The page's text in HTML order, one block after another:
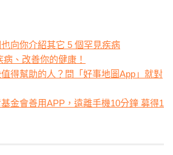
向你介紹其它 5 個罕見疾病
、改善你的健康！
得幫助的人？問「好事地圖App」就對
金會善用APP，遠離手機10分鐘 募得1